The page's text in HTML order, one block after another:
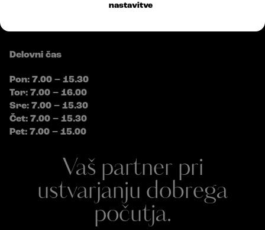
Delovni čas
Pon: 7.00 – 15.30
Tor: 7.00 – 16.00
Sre: 7.00 – 15.30
Čet: 7.00 – 15.30
Pet: 7.00 – 15.00
Vaš partner pri
ustvarjanju dobrega
počutja.
nastavitve